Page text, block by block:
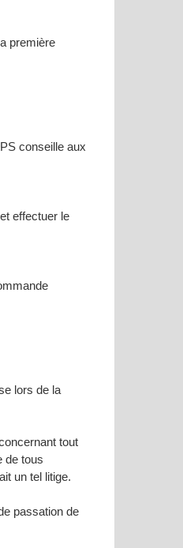
première
conseille aux
effectuer le
lors de la
tout
de tous
un tel litige.
passation de